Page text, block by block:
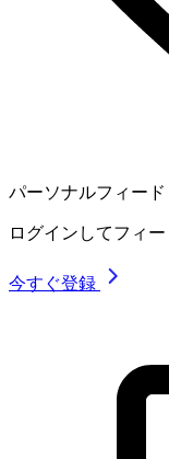
パーソナルフィード
ログインしてフィ
今すぐ登録